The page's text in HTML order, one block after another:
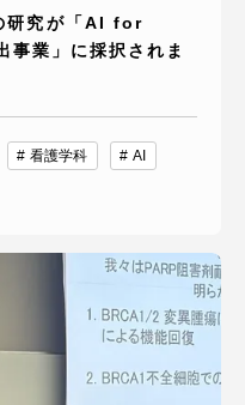
研究が「AI for
業」に採択されま
看護学科 AI